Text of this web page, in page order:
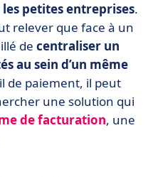
petites entreprises.
relever que face à un
de centraliser un
au sein d’un même
de paiement, il peut
une solution qui
de facturation, une